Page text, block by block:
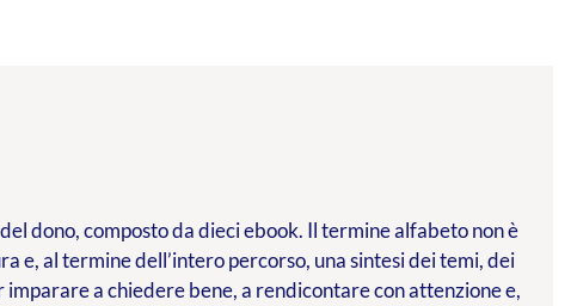
dono, composto da dieci ebook. Il termine alfabeto non è
e, al termine dell’intero percorso, una sintesi dei temi, dei
a chiedere bene, a rendicontare con attenzione e,